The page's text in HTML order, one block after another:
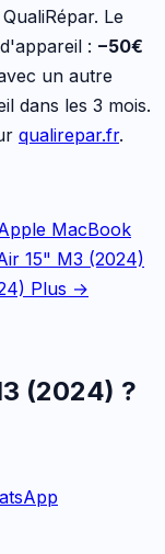
Le
: −50€
un autre
dans les 3 mois.
qualirepar.fr.
MacBook
15" M3 (2024)
Plus →
(2024) ?